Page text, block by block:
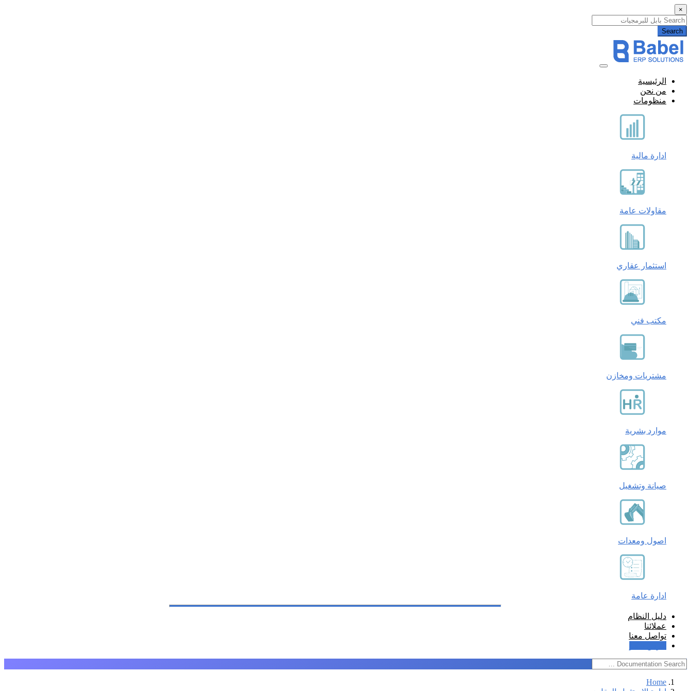
×
Search
الرئيسية
من نحن
منظومات
ادارة مالية
مقاولات عامة
استثمار عقاري
مكتب فني
مشتريات ومخازن
موارد بشرية
صيانة وتشغيل
اصول ومعدات
ادارة عامة
دليل النظام
عملائنا
تواصل معنا
Home